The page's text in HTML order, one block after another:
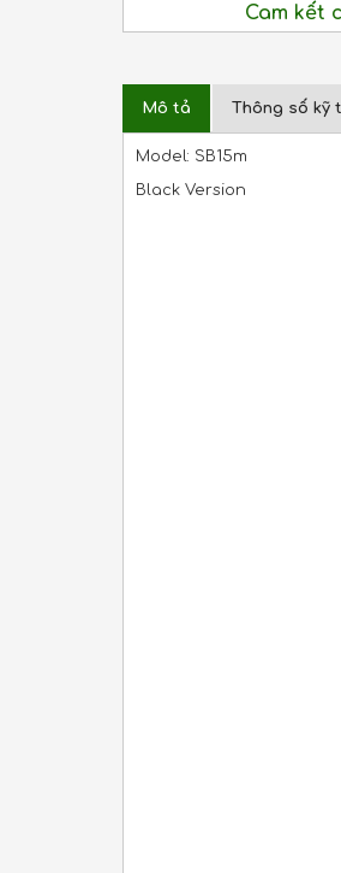
Cam kết
Mô tả Thông số kỹ
Model: SB15m
Black Version